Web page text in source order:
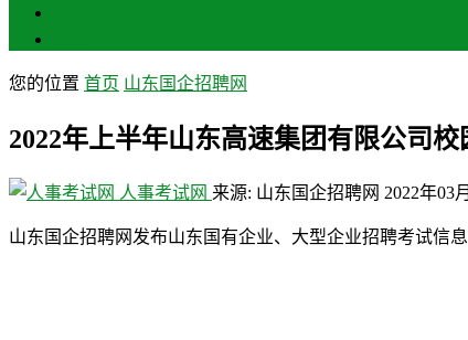
您的位置 首页 山东国企招聘网
2022年上半年山东高速集团有限公司校
人事考试网 来源: 山东国企招聘网 2022年03
山东国企招聘网发布山东国有企业、大型企业招聘考试信